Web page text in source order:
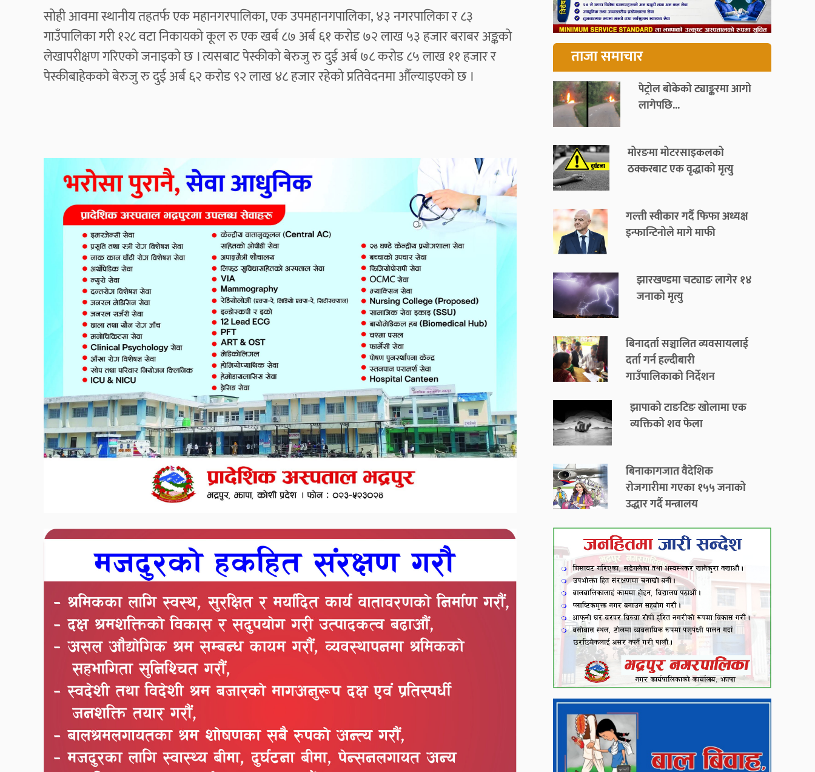
सोही आवमा स्थानीय तहतर्फ एक महानगरपालिका, एक उपमहानगपालिका, ४३ नगरपालिका र ८३
गाउँपालिका गरी १२८ वटा निकायको कूल रु एक खर्ब ८७ अर्ब ६१ करोड ७२ लाख ५३ हजार बराबर अङ्कको
लेखापरीक्षण गरिएको जनाइको छ । त्यसबाट पेस्कीको बेरुजु रु दुई अर्ब ७८ करोड ८५ लाख ११ हजार र
पेस्कीबाहेकको बेरुजु रु दुई अर्ब ६२ करोड ९२ लाख ४८ हजार रहेको प्रतिवेदनमा औँल्याइएको छ ।
ताजा समाचार
पेट्रोल बोकेको ट्याङ्करमा आगो
लागेपछि...
मोरङमा मोटरसाइकलको
ठक्करबाट एक वृद्धाको मृत्यु
गल्ती स्वीकार गर्दै फिफा अध्यक्ष
इन्फान्टिनोले मागे माफी
झारखण्डमा चट्याङ लागेर १४
जनाको मृत्यु
बिनादर्ता सञ्चालित व्यवसायलाई
दर्ता गर्न हल्दीबारी
गाउँपालिकाको निर्देशन
झापाको टाङटिङ खोलामा एक
व्यक्तिको शव फेला
बिनाकागजात वैदेशिक
रोजगारीमा गएका १५५ जनाको
उद्धार गर्दै मन्त्रालय